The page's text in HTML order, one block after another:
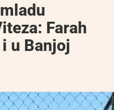
Farah
u Banjoj